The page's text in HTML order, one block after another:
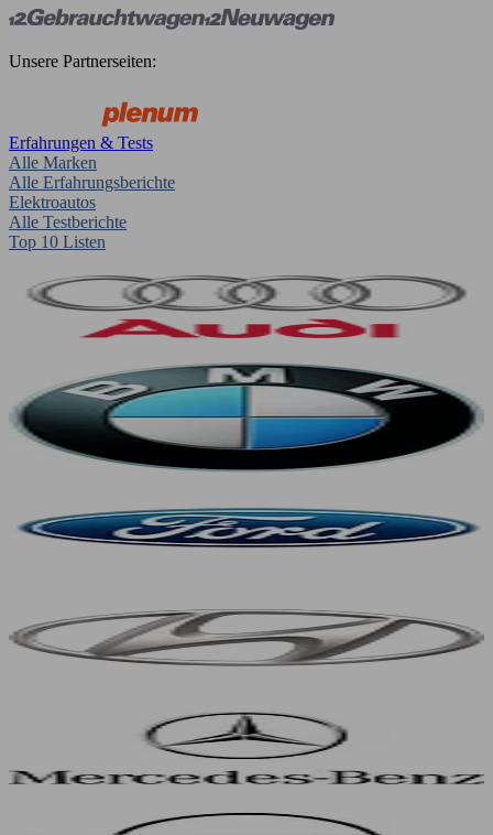
Unsere Partnerseiten:
Erfahrungen & Tests
Alle Marken
Alle Erfahrungsberichte
Elektroautos
Alle Testberichte
Top 10 Listen